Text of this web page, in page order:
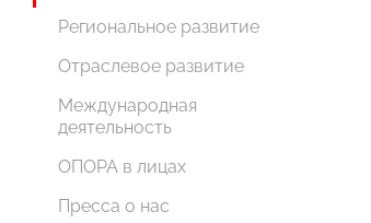
Региональное развитие
Отраслевое развитие
Международная
деятельность
ОПОРА в лицах
Пресса о нас